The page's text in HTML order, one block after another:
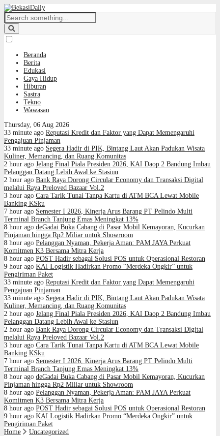
Beranda
Berita
Edukasi
Gaya Hidup
Hiburan
Sastra
Tekno
Wawasan
Thursday, 06 Aug 2026
33 minute ago Reputasi Kredit dan Faktor yang Dapat Memengaruhi
Pengajuan Pinjaman
33 minute ago Segera Hadir di PIK, Bintang Laut Akan Padukan Wisata
Kuliner, Memancing, dan Ruang Komunitas
2 hour ago Jelang Final Piala Presiden 2026, KAI Daop 2 Bandung Imbau
Pelanggan Datang Lebih Awal ke Stasiun
2 hour ago Bank Raya Dorong Circular Economy dan Transaksi Digital
melalui Raya Preloved Bazaar Vol.2
3 hour ago Cara Tarik Tunai Tanpa Kartu di ATM BCA Lewat Mobile
Banking KSku
7 hour ago Semester I 2026, Kinerja Arus Barang PT Pelindo Multi
Terminal Branch Tanjung Emas Meningkat 13%
8 hour ago deGadai Buka Cabang di Pasar Mobil Kemayoran, Kucurkan
Pinjaman hingga Rp2 Miliar untuk Showroom
8 hour ago Pelanggan Nyaman, Pekerja Aman: PAM JAYA Perkuat
Komitmen K3 Bersama Mitra Kerja
8 hour ago POST Hadir sebagai Solusi POS untuk Operasional Restoran
9 hour ago KAI Logistik Hadirkan Promo “Merdeka Ongkir” untuk
Pengiriman Paket
33 minute ago Reputasi Kredit dan Faktor yang Dapat Memengaruhi
Pengajuan Pinjaman
33 minute ago Segera Hadir di PIK, Bintang Laut Akan Padukan Wisata
Kuliner, Memancing, dan Ruang Komunitas
2 hour ago Jelang Final Piala Presiden 2026, KAI Daop 2 Bandung Imbau
Pelanggan Datang Lebih Awal ke Stasiun
2 hour ago Bank Raya Dorong Circular Economy dan Transaksi Digital
melalui Raya Preloved Bazaar Vol.2
3 hour ago Cara Tarik Tunai Tanpa Kartu di ATM BCA Lewat Mobile
Banking KSku
7 hour ago Semester I 2026, Kinerja Arus Barang PT Pelindo Multi
Terminal Branch Tanjung Emas Meningkat 13%
8 hour ago deGadai Buka Cabang di Pasar Mobil Kemayoran, Kucurkan
Pinjaman hingga Rp2 Miliar untuk Showroom
8 hour ago Pelanggan Nyaman, Pekerja Aman: PAM JAYA Perkuat
Komitmen K3 Bersama Mitra Kerja
8 hour ago POST Hadir sebagai Solusi POS untuk Operasional Restoran
9 hour ago KAI Logistik Hadirkan Promo “Merdeka Ongkir” untuk
Pengiriman Paket
Home
Uncategorized